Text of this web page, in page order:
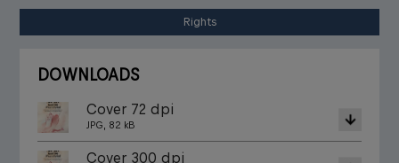
Rights
DOWNLOADS
Cover 72 dpi
JPG, 82 kB
Cover 300 dpi